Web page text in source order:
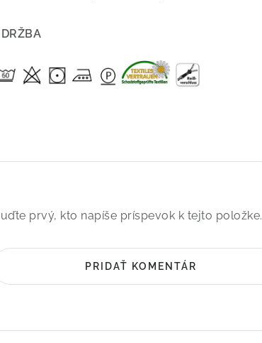
prvý, kto napíše príspevok k tejto položke.
PRIDAŤ KOMENTÁR